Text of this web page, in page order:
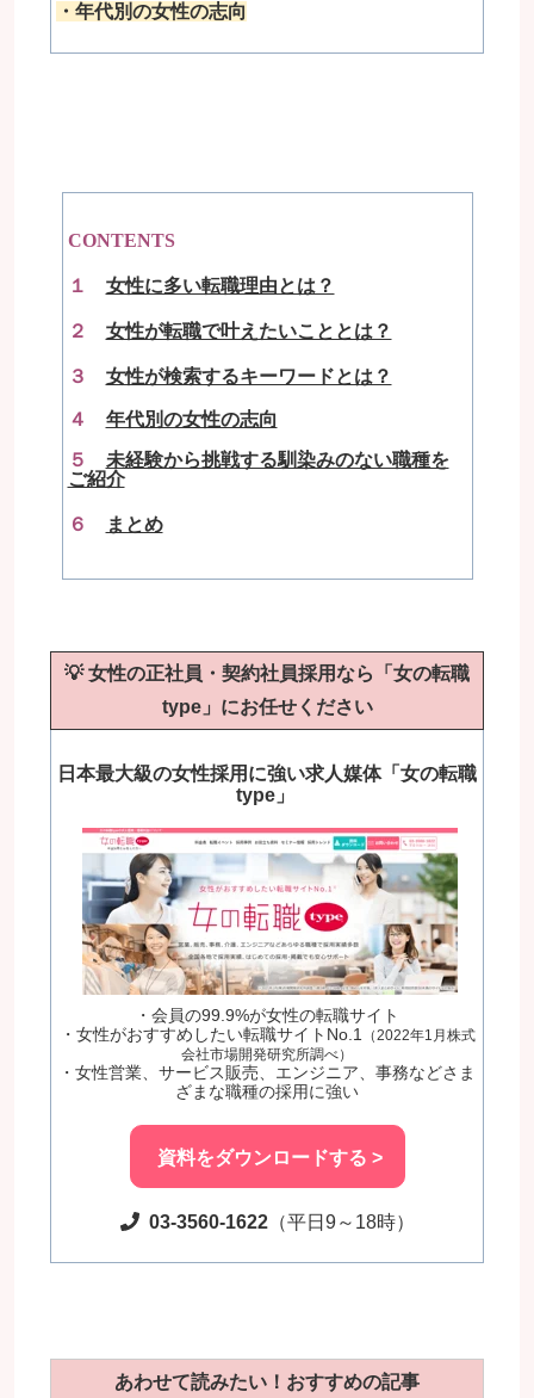
・年代別の女性の志向
CONTENTS
１ 女性に多い転職理由とは？
２ 女性が転職で叶えたいこととは？
３ 女性が検索するキーワードとは？
４
年代別の女性の志向
５
未経験から挑戦する馴染みのない職種を
ご紹介
６ まとめ
💡女性の正社員・契約社員採用なら「女の転職
type」にお任せください
日本最大級の女性採用に強い求人媒体「女の転職
type」
・会員の99.9%が女性の転職サイト
・女性がおすすめしたい転職サイトNo.1
（2022年1月株式
会社市場開発研究所調べ）
・女性営業、サービス販売、エンジニア、事務などさま
ざまな職種の採用に強い
資料をダウンロードする >
03-3560-1622（平日9～18時）
あわせて読みたい！おすすめの記事